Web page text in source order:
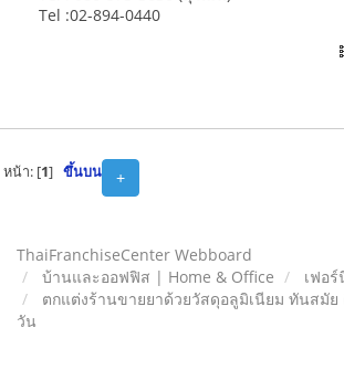
Tel :02-894-0440
+
หน้า: [1] ขึ้นบน
ThaiFranchiseCenter Webboard
บ้านและออฟฟิส | Home & Office
เฟอ
ตกแต่งร้านขายยาด้วยวัสดุอลูมิเนียม ทันสมัย
วัน